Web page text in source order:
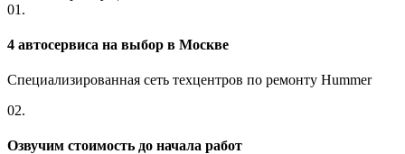
01.
4 автосервиса на выбор в Москве
Специализированная сеть техцентров по ремонту Hummer
02.
Озвучим стоимость до начала работ